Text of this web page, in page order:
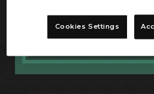
PL経験値100％ボーナスチ
Cookies Settings